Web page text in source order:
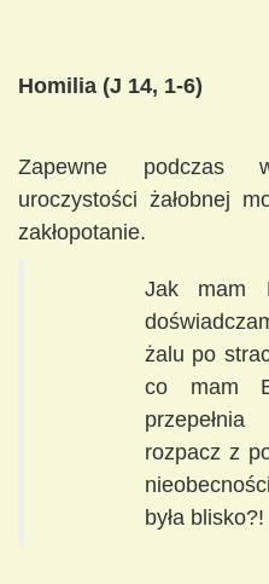
Homilia (J 14, 1-6)
Zapewne podczas
uroczystości żałobnej
zakłopotanie.
Jak mam
żalu po
co mam
rozpacz z
była blisko?!